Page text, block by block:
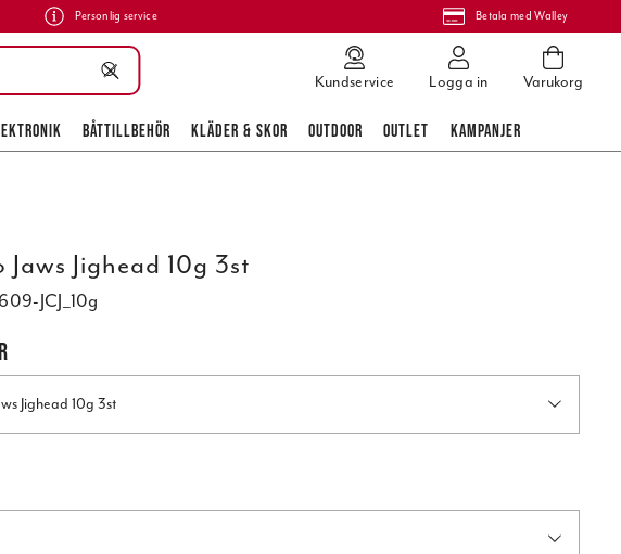
Personlig service Betala med Walley
Kundservice Logga in Varukorg
BÅTTILLBEHÖR KLÄDER & SKOR OUTDOOR OUTLET KAMPANJER
Jighead 10g 3st
JCJ_10g
Jighead 10g 3st